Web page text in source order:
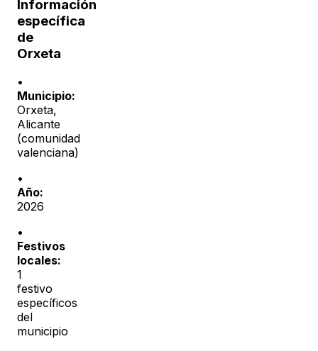
Información
específica
de
Orxeta
•
Municipio:
Orxeta,
Alicante
(comunidad
valenciana)
•
Año:
2026
•
Festivos
locales:
1
festivo
específicos
del
municipio